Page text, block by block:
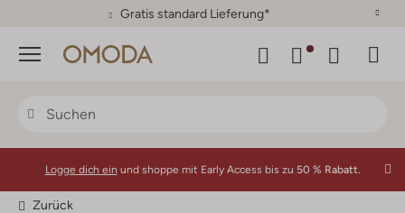
Gratis standard Lieferung*
Menü
Logge dich ein und shoppe mit Early Access bis zu 50 % Rabatt.
Zurück